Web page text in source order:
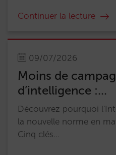
Continuer la lecture
09/07/2026
Moins de
d’intelligence :...
Découvrez pourquoi
la nouvelle norme en
Cinq clés...